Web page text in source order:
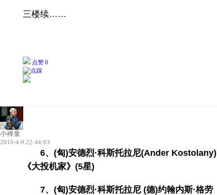
三楼续……
点赞 0
小禅童
2016-4-9 22:44:03
6、(匈)安德烈·科斯托拉尼(Ander Kostolany)
《大投机家》(5星)
7、(匈)安德烈·科斯托拉尼 (德)约翰内斯·格劳